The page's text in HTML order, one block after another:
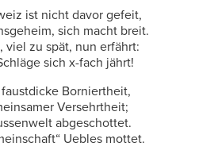
ist nicht davor gefeit,
sich macht breit.
viel zu spät, nun erfährt:
sich x-fach jährt!
Borniertheit,
Versehrtheit;
abgeschottet.
Uebles mottet.